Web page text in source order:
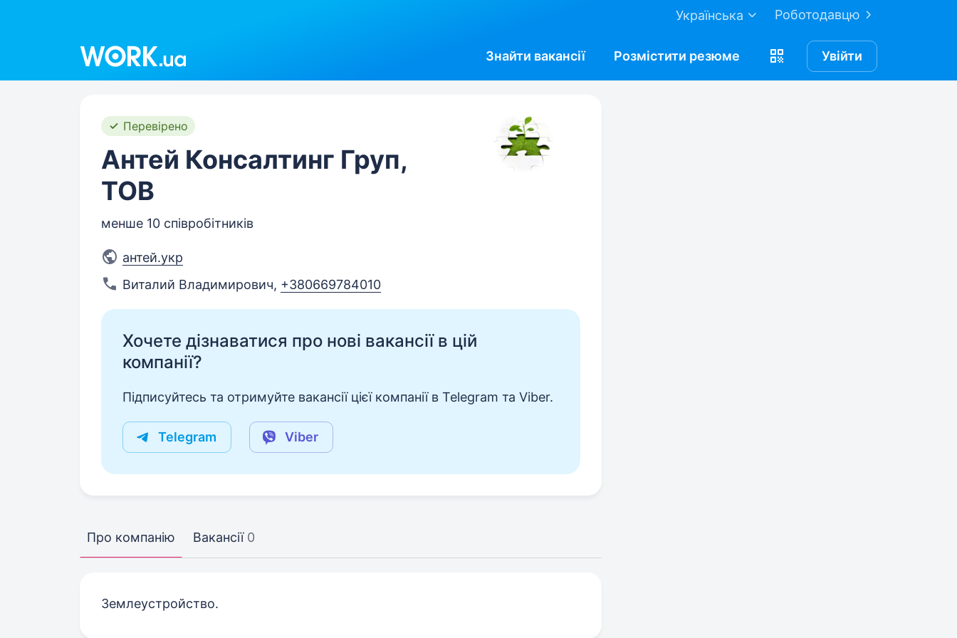
Роботодавцю
Українська
Знайти вакансії Розмістити резюме Увійти
Перевірено
Антей Консалтинг Груп,
ТОВ
менше 10 співробітників
антей.укр
Виталий Владимирович, +380669784010
Хочете дізнаватися про нові вакансії в цій
компанії?
Підписуйтесь та отримуйте вакансії цієї компанії в Telegram та Viber.
Telegram Viber
Про компанію Вакансії 0
Землеустройство.